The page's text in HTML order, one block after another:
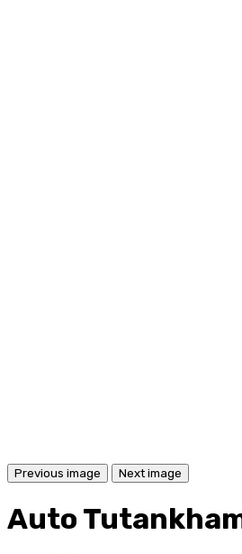
Previous image Next image
Auto